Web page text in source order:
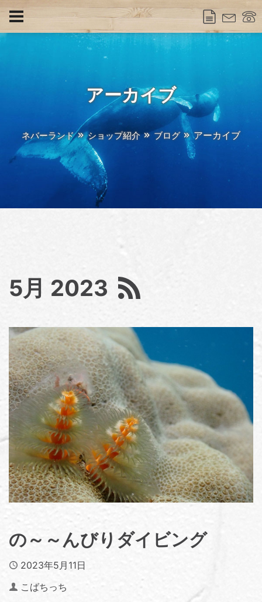
アーカイブ
ネバーランド ショップ紹介 ブログ アーカイブ
5月 2023
の～～んびりダイビング
Published
2023年5月11日
Author
こばちっち